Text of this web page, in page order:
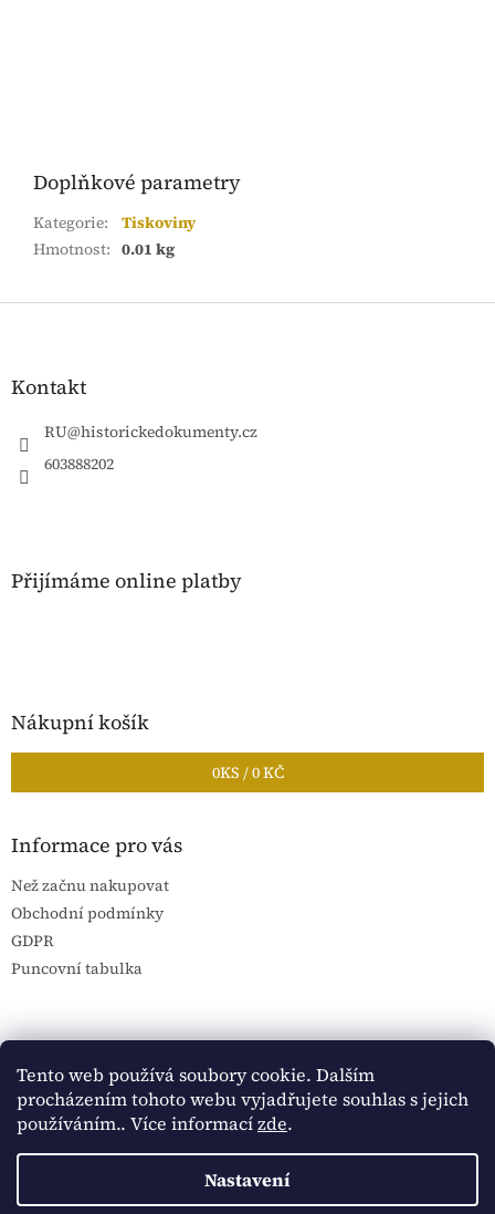
Tento web používá soubory cookie. Dalším
procházením tohoto webu vyjadřujete souhlas s jejich
používáním.. Více informacízde.
Nastavení
Doplňkové parametry
Kategorie:
Tiskoviny
Hmotnost: 0.01 kg
Z
Kontakt
RU@historickedokumenty.cz
603888202
Přijímáme online platby
Nákupní košík
0KS /0 KČ
Informace pro vás
Než začnu nakupovat
Obchodní podmínky
GDPR
Puncovní tabulka